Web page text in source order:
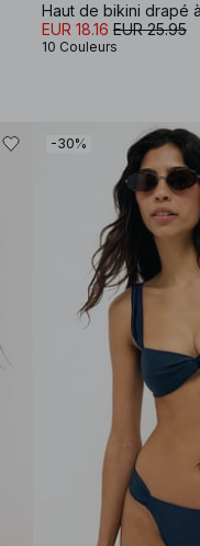
Haut de bikini drapé
EUR 18.16 EUR 25.95
10 Couleurs
-30%